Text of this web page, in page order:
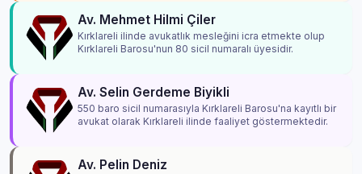
Av. Mehmet Hilmi Çiler
Kırklareli ilinde avukatlık mesleğini icra etmekte olup
Kırklareli Barosu'nun 80 sicil numaralı üyesidir.
Av. Selin Gerdeme Biyikli
550 baro sicil numarasıyla Kırklareli Barosu'na kayıtlı bir
avukat olarak Kırklareli ilinde faaliyet göstermektedir.
Av. Pelin Deniz